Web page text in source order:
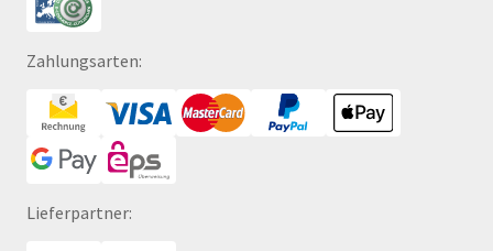
Zahlungsarten:
Lieferpartner: